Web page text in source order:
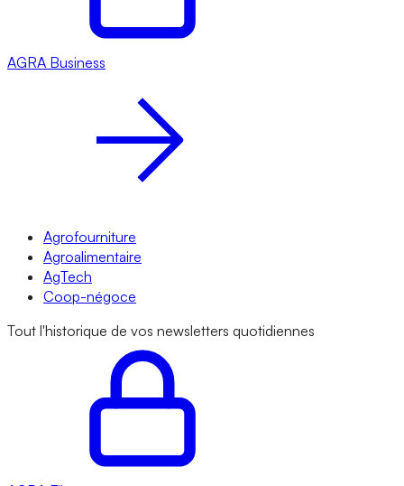
AGRA Business
Agrofourniture
Agroalimentaire
AgTech
Coop-négoce
Tout l'historique de vos newsletters quotidiennes